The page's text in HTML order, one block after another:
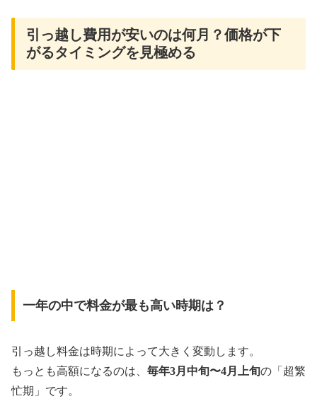
引っ越し費用が安いのは何月？価格が下
がるタイミングを見極める
一年の中で料金が最も高い時期は？
引っ越し料金は時期によって大きく変動します。
もっとも高額になるのは、 毎年3月中旬〜4月上旬の「超繁
忙期」です。